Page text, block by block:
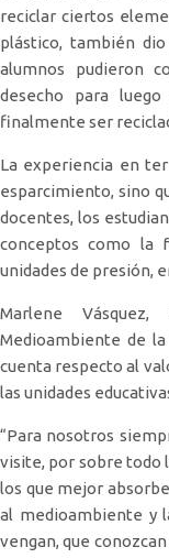
reciclar ciertos
plástico, también
alumnos pudieron
desecho para
finalmente ser
La experiencia en
esparcimiento, sino
docentes, los
conceptos como la
unidades de presión,
Marlene
Medioambiente de la
cuenta respecto al
las unidades
“Para nosotros
visite, por sobre todo
los que mejor
al medioambiente y
vengan, que